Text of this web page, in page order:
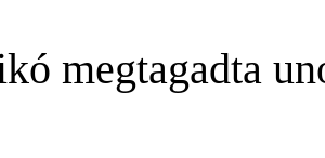
megtagadta